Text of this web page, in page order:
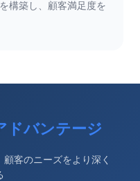
構築し、顧客満足度を
ドバンテージ
客のニーズをより深く